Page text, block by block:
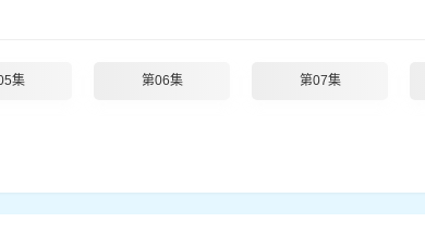
集 第06集 第07集